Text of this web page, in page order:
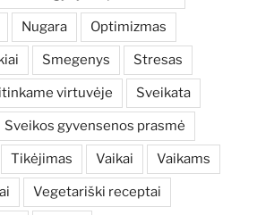
Nugara Optimizmas
Smegenys Stresas
virtuvėje Sveikata
Sveikos gyvensenos prasmė
Tikėjimas Vaikai Vaikams
Vegetariški receptai